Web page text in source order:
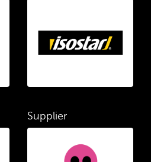
Supplier